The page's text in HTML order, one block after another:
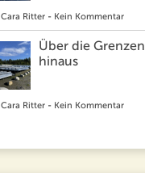
Cara Ritter - Kein Kommentar
Über die Grenzen
hinaus
Cara Ritter - Kein Kommentar